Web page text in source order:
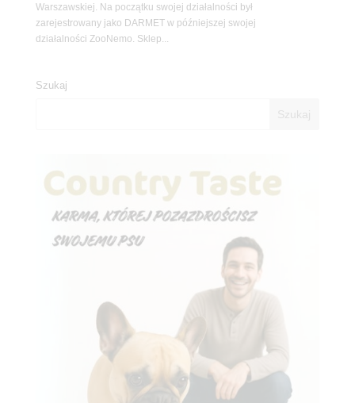
Warszawskiej. Na początku swojej działalności był
zarejestrowany jako DARMET w późniejszej swojej
działalności ZooNemo. Sklep...
Szukaj